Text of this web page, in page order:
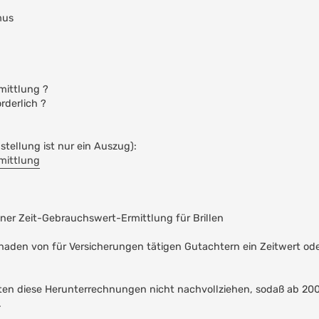
?
?
ist nur ein Auszug):
Zeit-Gebrauchswert-Ermittlung für Brillen
von für Versicherungen tätigen Gutachtern ein Zeitwert
diese Herunterrechnungen nicht nachvollziehen, sodaß ab